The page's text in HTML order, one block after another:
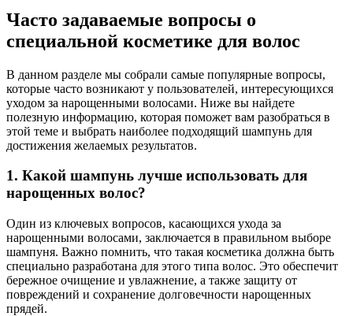
Часто задаваемые вопросы о
специальной косметике для волос
В данном разделе мы собрали самые популярные вопросы,
которые часто возникают у пользователей, интересующихся
уходом за нарощенными волосами. Ниже вы найдете
полезную информацию, которая поможет вам разобраться в
этой теме и выбрать наиболее подходящий шампунь для
достижения желаемых результатов.
1. Какой шампунь лучше использовать для
нарощенных волос?
Один из ключевых вопросов, касающихся ухода за
нарощенными волосами, заключается в правильном выборе
шампуня. Важно помнить, что такая косметика должна быть
специально разработана для этого типа волос. Это обеспечит
бережное очищение и увлажнение, а также защиту от
повреждений и сохранение долговечности нарощенных
прядей.